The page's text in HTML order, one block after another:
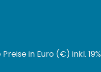
Preise in Euro (€) inkl.